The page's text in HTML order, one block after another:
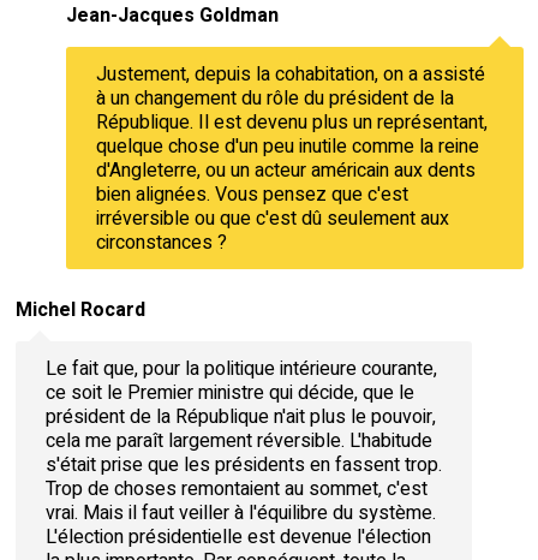
Jean-Jacques Goldman
Justement, depuis la cohabitation, on a assisté
à un changement du rôle du président de la
République. Il est devenu plus un représentant,
quelque chose d'un peu inutile comme la reine
d'Angleterre, ou un acteur américain aux dents
bien alignées. Vous pensez que c'est
irréversible ou que c'est dû seulement aux
circonstances ?
Michel Rocard
Le fait que, pour la politique intérieure courante,
ce soit le Premier ministre qui décide, que le
président de la République n'ait plus le pouvoir,
cela me paraît largement réversible. L'habitude
s'était prise que les présidents en fassent trop.
Trop de choses remontaient au sommet, c'est
vrai. Mais il faut veiller à l'équilibre du système.
L'élection présidentielle est devenue l'élection